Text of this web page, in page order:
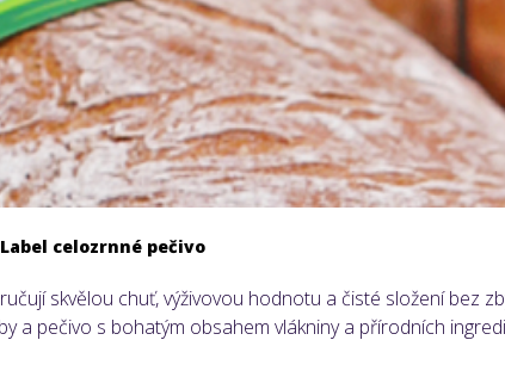
celozrnné pečivo
skvělou chuť, výživovou hodnotu a čisté složení bez
a pečivo s bohatým obsahem vlákniny a přírodních